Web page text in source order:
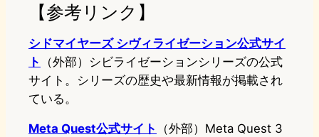
【参考リンク】
シドマイヤーズ シヴィライゼーション公式サイ
ト
（外部）シビライゼーションシリーズの公式
サイト。シリーズの歴史や最新情報が掲載され
ている。
Meta Quest公式サイト
（外部）Meta Quest 3